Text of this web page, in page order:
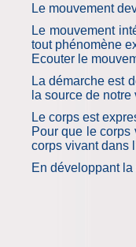
Le mouvement
Le mouvement
tout phénomène
Ecouter le
La démarche est
la source de
Le corps est
Pour que le corps
corps vivant dans
En développant